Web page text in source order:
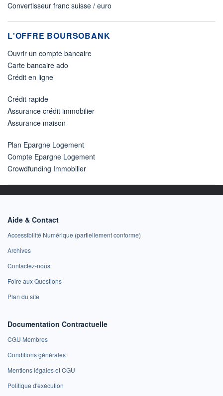
Convertisseur franc suisse / euro
L'OFFRE BOURSOBANK
Ouvrir un compte bancaire
Carte bancaire ado
Crédit en ligne
Crédit rapide
Assurance crédit immobilier
Assurance maison
Plan Epargne Logement
Compte Epargne Logement
Crowdfunding Immobilier
Aide & Contact
Accessibilité Numérique (partiellement conforme)
Archives
Contactez-nous
Foire aux Questions
Plan du site
Documentation Contractuelle
CGU Membres
Conditions générales
Mentions légales et CGU
Politique d'exécution